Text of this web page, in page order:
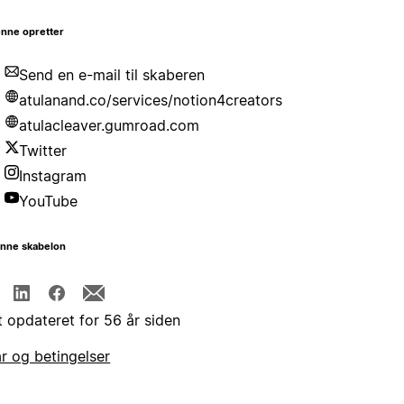
opretter
Send en e-mail til skaberen
atulanand.co/services/notion4creators
atulacleaver.gumroad.com
Twitter
Instagram
YouTube
skabelon
opdateret for 56 år siden
og betingelser